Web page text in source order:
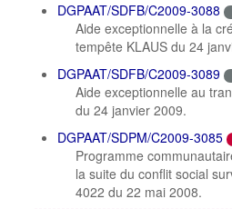
DGPAAT/SDFB/C2009-3088
Aide exceptionnelle à la
tempête KLAUS du 24
DGPAAT/SDFB/C2009-3089
Aide exceptionnelle au
du 24 janvier 2009.
DGPAAT/SDPM/C2009-3085
Programme
la suite du conflit social
4022 du 22 mai 2008.